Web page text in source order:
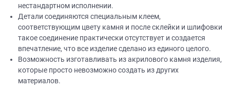
нестандартном исполнении.
Детали соединяются специальным клеем,
соответствующим цвету камня и после склейки и шлифовки
такое соединение практически отсутствует и создается
впечатление, что все изделие сделано из единого целого.
Возможность изготавливать из акрилового камня изделия,
которые просто невозможно создать из других
материалов.